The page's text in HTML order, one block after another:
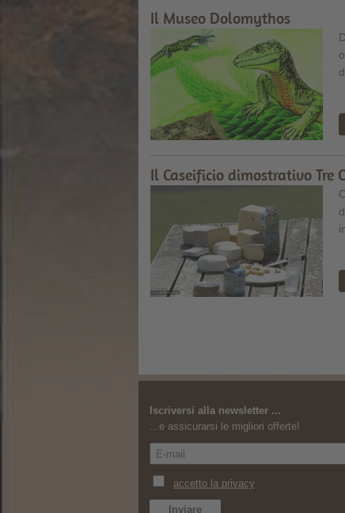
Il Museo Dolomythos
Il Caseificio dimostrativo Tre
Iscriversi alla newsletter ...
...e assicurarsi le migliori offerte!